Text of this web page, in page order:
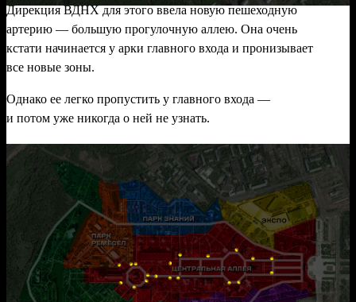
Дирекция ВДНХ для этого ввела новую пешеходную
артерию — большую прогулочную аллею. Она очень
кстати начинается у арки главного входа и пронизывает
все новые зоны.
Однако ее легко пропустить у главного входа —
и потом уже никогда о ней не узнать.